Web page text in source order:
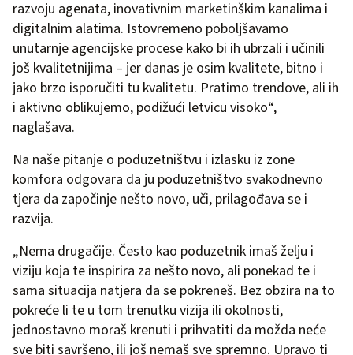
razvoju agenata, inovativnim marketinškim kanalima i
digitalnim alatima. Istovremeno poboljšavamo
unutarnje agencijske procese kako bi ih ubrzali i učinili
još kvalitetnijima – jer danas je osim kvalitete, bitno i
jako brzo isporučiti tu kvalitetu. Pratimo trendove, ali ih
i aktivno oblikujemo, podižući letvicu visoko“,
naglašava.
Na naše pitanje o poduzetništvu i izlasku iz zone
komfora odgovara da ju poduzetništvo svakodnevno
tjera da započinje nešto novo, uči, prilagođava se i
razvija.
„Nema drugačije. Često kao poduzetnik imaš želju i
viziju koja te inspirira za nešto novo, ali ponekad te i
sama situacija natjera da se pokreneš. Bez obzira na to
pokreće li te u tom trenutku vizija ili okolnosti,
jednostavno moraš krenuti i prihvatiti da možda neće
sve biti savršeno, ili još nemaš sve spremno. Upravo ti